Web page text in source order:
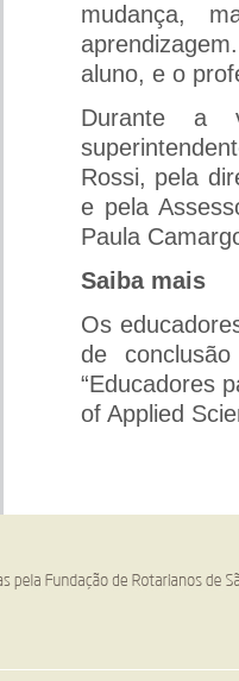
mudança,
aluno, e o
Durante a
Rossi, pela
e pela
Paula
Saiba mais
Os
de
“Educadores
of Applied